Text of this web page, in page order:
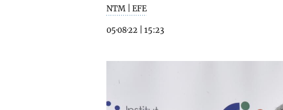
NTM | EFE
05·08·22 15:23